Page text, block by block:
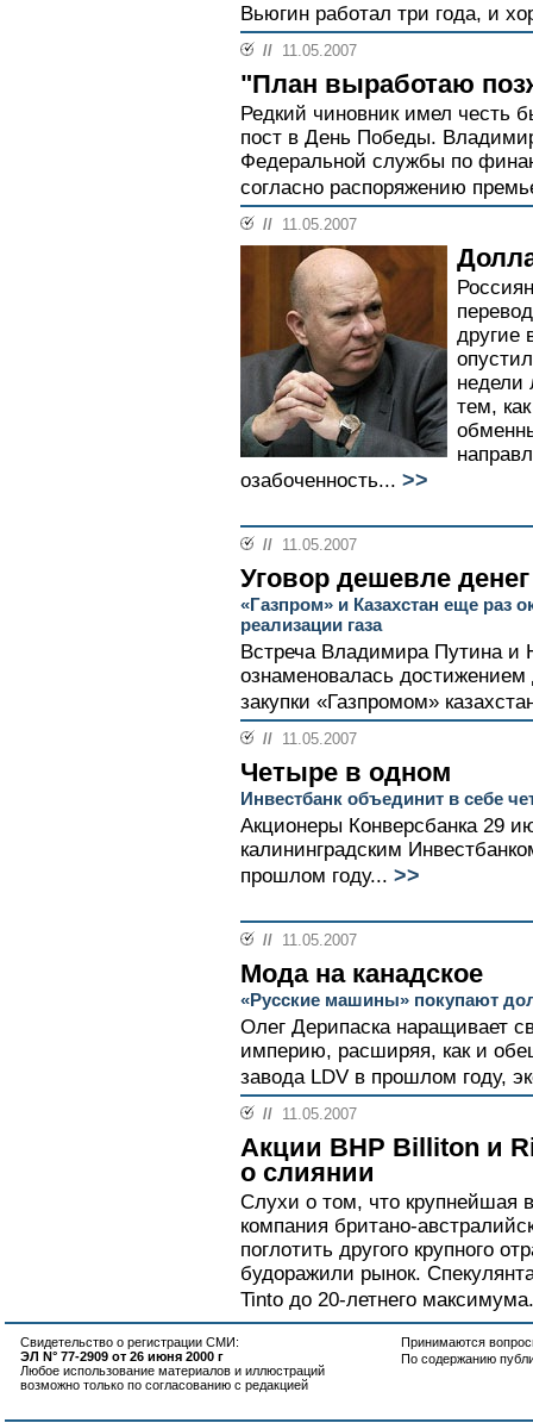
Вьюгин работал три года, и
// 11.05.2007
"План выработаю
Редкий чиновник имел честь
пост в День Победы.
Федеральной службы по
согласно распоряжению
// 11.05.2007
другие
недели
тем,
озабоченность... >>
// 11.05.2007
Уговор дешевле денег
«Газпром» и Казахстан еще раз
реализации газа
Встреча Владимира Путина и
ознаменовалась достижением
закупки «Газпромом»
// 11.05.2007
Четыре в одном
Инвестбанк объединит в себе
Акционеры Конверсбанка 29
калининградским
прошлом году... >>
// 11.05.2007
Мода на канадское
«Русские машины» покупают
Олег Дерипаска наращивает
империю, расширяя, как и
завода LDV в прошлом году,
// 11.05.2007
Акции BHP Billiton и
о слиянии
Слухи о том, что крупнейшая
компания британо-
поглотить другого крупного
будоражили рынок.
Tinto до 20-летнего
Свидетельство о регистрации СМИ:
ЭЛ N° 77-2909 от 26 июня 2000 г
Любое использование материалов и иллюстраций
возможно только по согласованию с редакцией
Принимаются
По содержанию